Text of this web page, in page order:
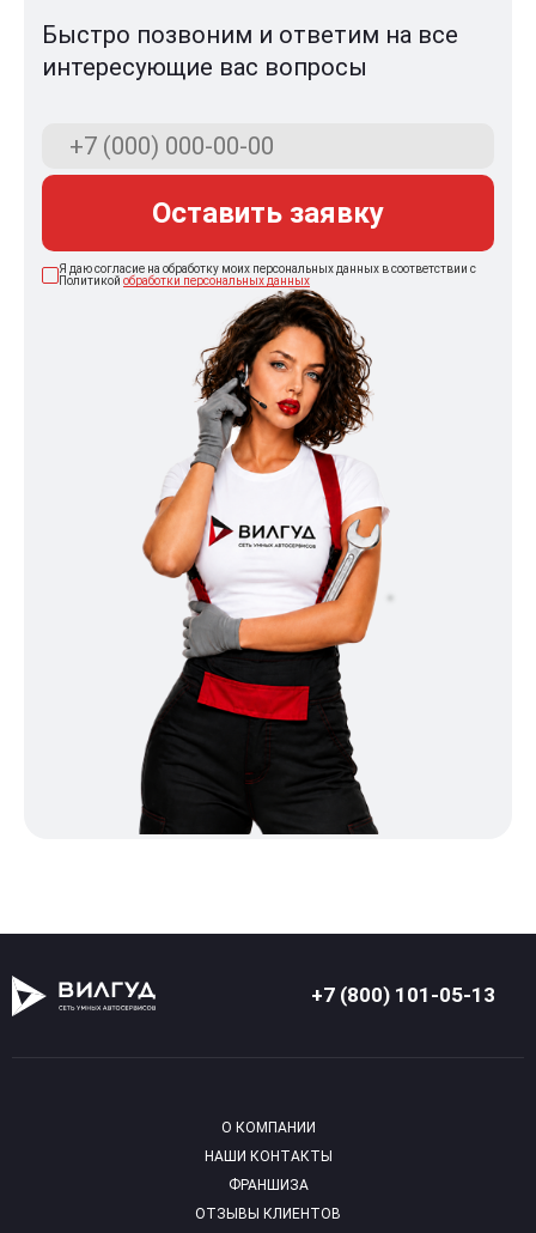
Быстро позвоним и ответим на все
интересующие вас вопросы
Оставить заявку
Я даю согласие на обработку моих персональных данных в соответствии с
Политикой обработки персональных данных
+7 (800) 101-05-13
О КОМПАНИИ
НАШИ КОНТАКТЫ
ФРАНШИЗА
ОТЗЫВЫ КЛИЕНТОВ